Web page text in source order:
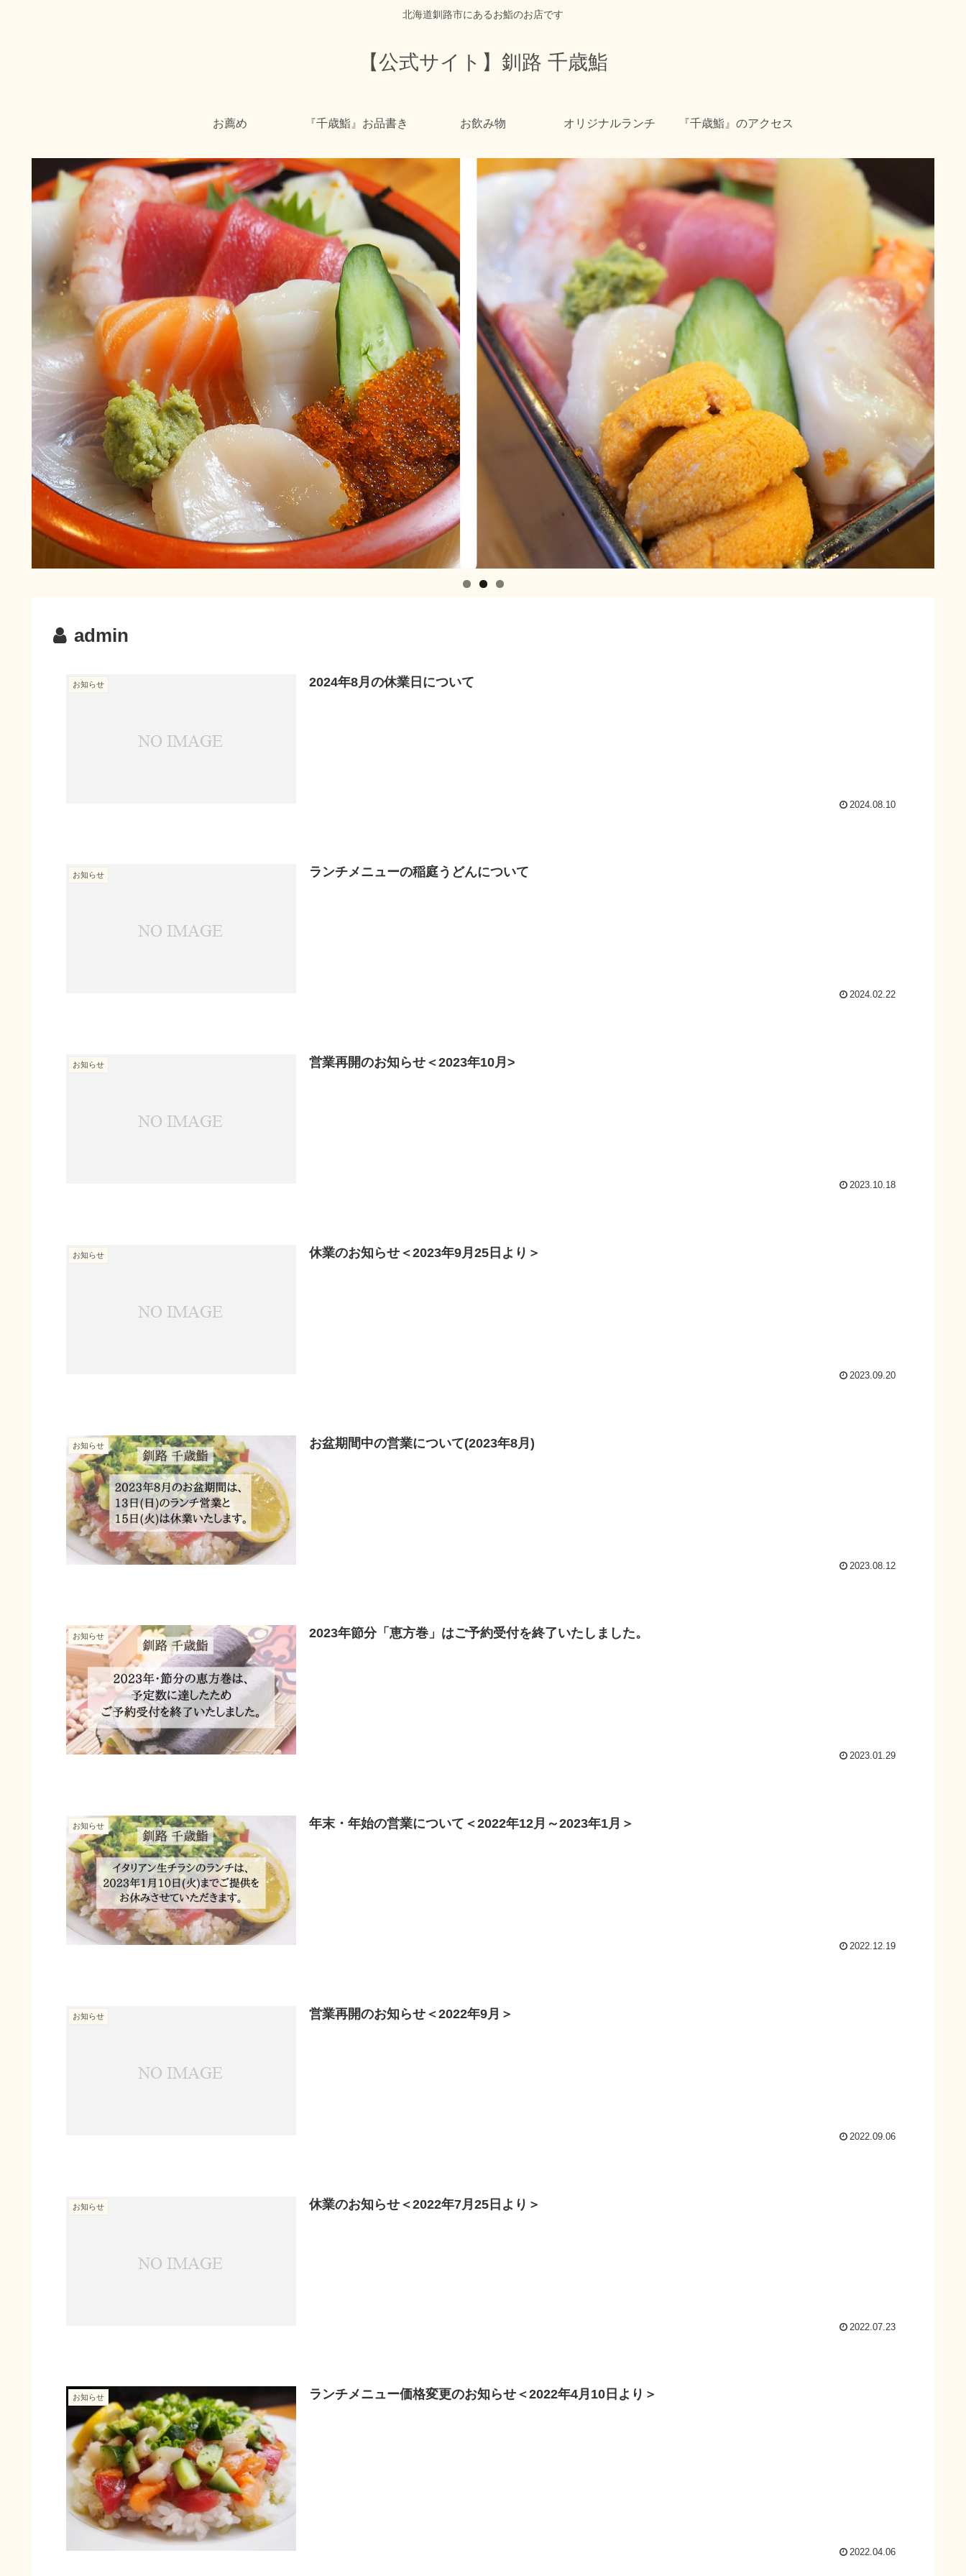
北海道釧路市にあるお鮨のお店です
【公式サイト】釧路 千歳鮨
お薦め 『千歳鮨』お品書き お飲み物 オリジナルランチ 『千歳鮨』のアクセス
admin
お知らせ 2024年8月の休業日について
2024.08.10
お知らせ ランチメニューの稲庭うどんについて
2024.02.22
お知らせ 営業再開のお知らせ＜2023年10月>
2023.10.18
お知らせ 休業のお知らせ＜2023年9月25日より＞
2023.09.20
お知らせ お盆期間中の営業について(2023年8月)
2023.08.12
お知らせ 2023年節分「恵方巻」はご予約受付を終了いたしました。
2023.01.29
お知らせ 年末・年始の営業について＜2022年12月～2023年1月＞
2022.12.19
お知らせ 営業再開のお知らせ＜2022年9月＞
2022.09.06
お知らせ 休業のお知らせ＜2022年7月25日より＞
2022.07.23
お知らせ ランチメニュー価格変更のお知らせ＜2022年4月10日より＞
2022.04.06